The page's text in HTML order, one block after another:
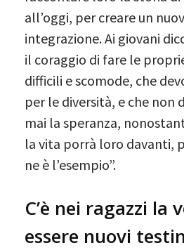
all’oggi, per creare un
integrazione. Ai giovani
il coraggio di fare le
difficili e scomode, che
per le diversità, e che non
mai la speranza,
la vita porrà loro davanti,
ne è l’esempio”.
C’è nei ragazzi la
essere nuovi